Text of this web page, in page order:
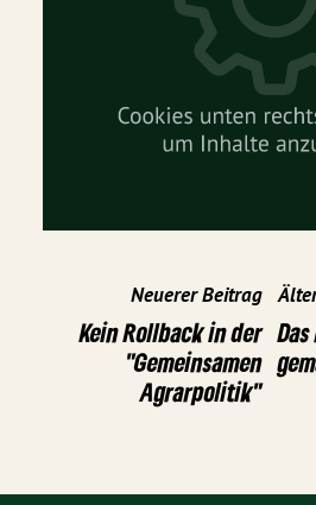
Neuerer Beitrag
Kein Rollback in der
"Gemeinsamen
Agrarpolitik"